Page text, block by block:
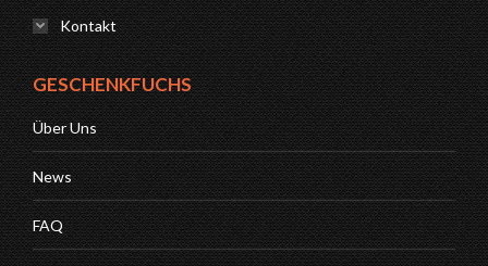
Kontakt
GESCHENKFUCHS
Über Uns
News
FAQ